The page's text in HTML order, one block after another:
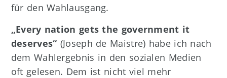
für den Wahlausgang.
„Every nation gets the government it
deserves“ (Joseph de Maistre) habe ich nach
dem Wahlergebnis in den sozialen Medien
oft gelesen. Dem ist nicht viel mehr